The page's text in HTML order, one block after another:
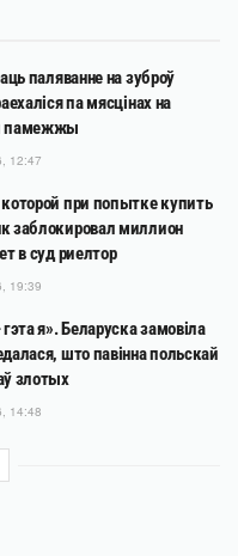
паляванне на зуброў
па мясцінах на
памежжы
12:47
при попытке купить
заблокировал миллион
в суд риелтор
19:39
я». Беларуска замовіла
што павінна польскай
злотых
14:48